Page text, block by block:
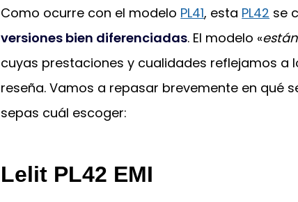
Como ocurre con el modelo PL41, esta PL42 se
versiones bien diferenciadas. El modelo «
cuyas prestaciones y cualidades reflejamos a
reseña. Vamos a repasar brevemente en qué
sepas cuál escoger:
Lelit PL42 EMI